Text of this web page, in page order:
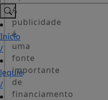
Início
/
Jequié
/
A
publicidade
é
uma
fonte
importante
de
financiamento